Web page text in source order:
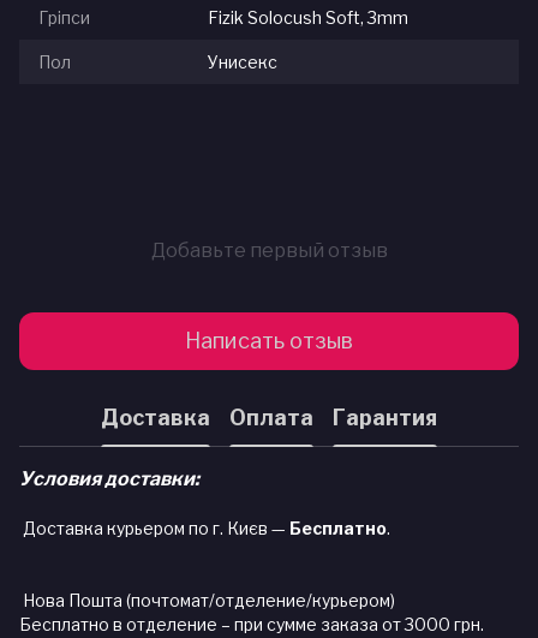
Гріпси Fizik Solocush Soft, 3mm
Пол Унисекс
Добавьте первый отзыв
Написать отзыв
Доставка Оплата Гарантия
Условия доставки:
Доставка курьером по г. Києв — Бесплатно.
Нова Пошта (почтомат/отделение/курьером)
Бесплатно в отделение – при сумме заказа от 3000 грн.